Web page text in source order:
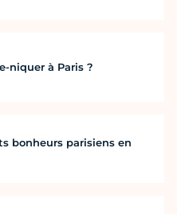
niquer à Paris ?
bonheurs parisiens en